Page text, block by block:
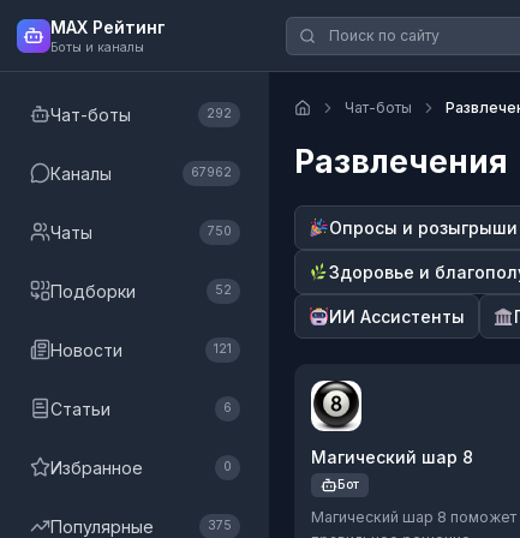
MAX Рейтинг
Боты и каналы
Чат-боты 292
Каналы 67962
Чаты 750
Подборки 52
Новости 121
Статьи 6
Избранное 0
Популярные 375
Чат-боты
Развлечения
Опросы и розыгрыши
Здоровье и
ИИ Ассистенты
Магический шар 8
Бот
Магический шар 8 поможет